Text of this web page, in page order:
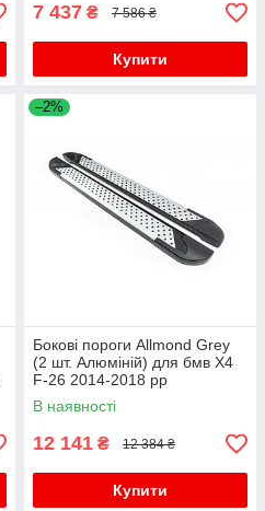
7 437 ₴ 7 586 ₴
Купити
–2%
Бокові пороги Allmond Grey
(2 шт. Алюміній) для бмв X4
F-26 2014-2018 рр
В наявності
12 141 ₴ 12 384 ₴
Купити